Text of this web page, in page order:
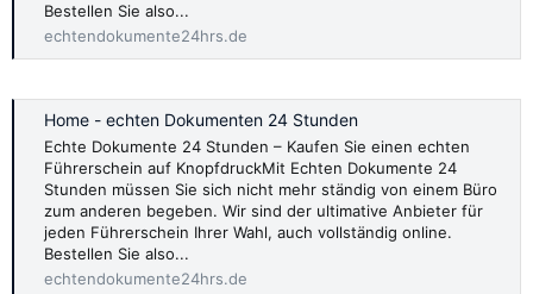
Bestellen Sie also...
echtendokumente24hrs.de
Home - echten Dokumenten 24 Stunden
Echte Dokumente 24 Stunden – Kaufen Sie einen echten
Führerschein auf KnopfdruckMit Echten Dokumente 24
Stunden müssen Sie sich nicht mehr ständig von einem Büro
zum anderen begeben. Wir sind der ultimative Anbieter für
jeden Führerschein Ihrer Wahl, auch vollständig online.
Bestellen Sie also...
echtendokumente24hrs.de